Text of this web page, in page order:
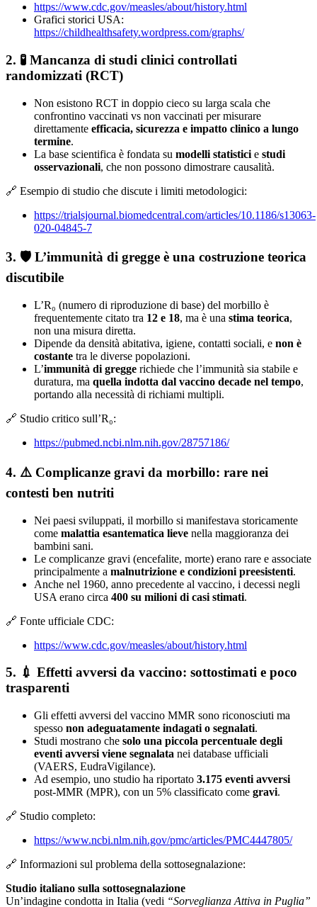
https://www.cdc.gov/measles/about/history.html
Grafici storici USA:
https://childhealthsafety.wordpress.com/graphs/
2. 🧪 Mancanza di studi clinici controllati
randomizzati (RCT)
Non esistono RCT in doppio cieco su larga scala che
confrontino vaccinati vs non vaccinati per misurare
direttamente efficacia, sicurezza e impatto clinico a lungo
termine.
La base scientifica è fondata su modelli statistici e studi
osservazionali, che non possono dimostrare causalità.
🔗 Esempio di studio che discute i limiti metodologici:
https://trialsjournal.biomedcentral.com/articles/10.1186/s13063-
020-04845-7
3. 🛡️ L’immunità di gregge è una costruzione teorica
discutibile
L’R₀ (numero di riproduzione di base) del morbillo è
frequentemente citato tra 12 e 18, ma è una stima teorica,
non una misura diretta.
Dipende da densità abitativa, igiene, contatti sociali, e non è
costante tra le diverse popolazioni.
L’immunità di gregge richiede che l’immunità sia stabile e
duratura, ma quella indotta dal vaccino decade nel tempo,
portando alla necessità di richiami multipli.
🔗 Studio critico sull’R₀:
https://pubmed.ncbi.nlm.nih.gov/28757186/
4. ⚠️ Complicanze gravi da morbillo: rare nei
contesti ben nutriti
Nei paesi sviluppati, il morbillo si manifestava storicamente
come malattia esantematica lieve nella maggioranza dei
bambini sani.
Le complicanze gravi (encefalite, morte) erano rare e associate
principalmente a malnutrizione e condizioni preesistenti.
Anche nel 1960, anno precedente al vaccino, i decessi negli
USA erano circa 400 su milioni di casi stimati.
🔗 Fonte ufficiale CDC:
https://www.cdc.gov/measles/about/history.html
5. 💉 Effetti avversi da vaccino: sottostimati e poco
trasparenti
Gli effetti avversi del vaccino MMR sono riconosciuti ma
spesso non adeguatamente indagati o segnalati.
Studi mostrano che solo una piccola percentuale degli
eventi avversi viene segnalata nei database ufficiali
(VAERS, EudraVigilance).
Ad esempio, uno studio ha riportato 3.175 eventi avversi
post-MMR (MPR), con un 5% classificato come gravi.
🔗 Studio completo:
https://www.ncbi.nlm.nih.gov/pmc/articles/PMC4447805/
🔗 Informazioni sul problema della sottosegnalazione:
Studio italiano sulla sottosegnalazione
Un’indagine condotta in Italia (vedi “Sorveglianza Attiva in Puglia”